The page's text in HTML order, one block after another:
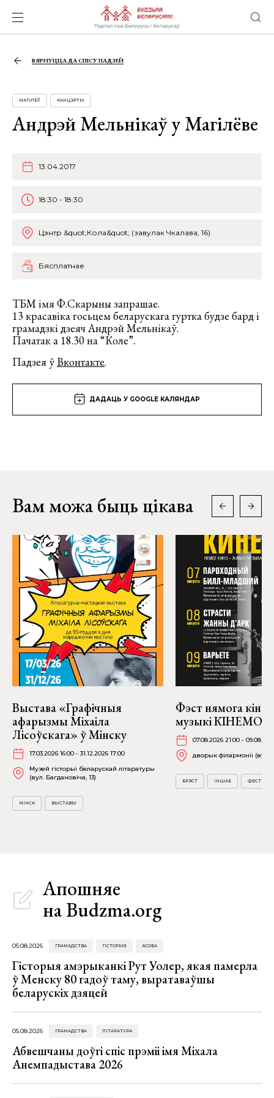
ВЯРНУЦЦА ДА СПІСУ ПАДЗЕЙ
МАГІЛЁЎ КАНЦЭРТЫ
Андрэй Мельнікаў у Магілёве
13.04.2017
18:30 - 18:30
Цэнтр &quot;Кола&quot; (завулак Чкалава, 16)
Бясплатнае
ТБМ імя Ф.Скарыны запрашае.
13 красавіка госьцем беларускага гуртка будзе бард і
грамадзкі дзеяч Андрэй Мельнікаў.
Пачатак а 18.30 на “Коле”.
Падзея ўВконтакте.
ДАДАЦЬ У GOOGLE КАЛЯНДАР
Вам можа быць цікава
Выстава «Графічныя
афарызмы Міхаіла
Лісоўскага» ў Мінску
17.03.2026 16:00 - 31.12.2026 17:00
Музей гісторыі беларускай літаратуры
(вул. Багдановіча, 13)
МІНСК ВЫСТАВЫ
Фэст нямога кіно
музыкі КІНЕМО ў
07.08.2026 21:00 -
дворык філармоніі (вул.
БРЭСТ ІНШАЕ
Апошняе
на Budzma.org
05.08.2026 ГРАМАДСТВА ГІСТОРЫЯ АСОБА
Гісторыя амэрыканкі Рут Уолер, якая памерла
ў Менску 80 гадоў таму, выратаваўшы
беларускіх дзяцей
05.08.2026 ГРАМАДСТВА ЛІТАРАТУРА
Абвешчаны доўгі спіс прэміі імя Міхала
Анемпадыстава 2026